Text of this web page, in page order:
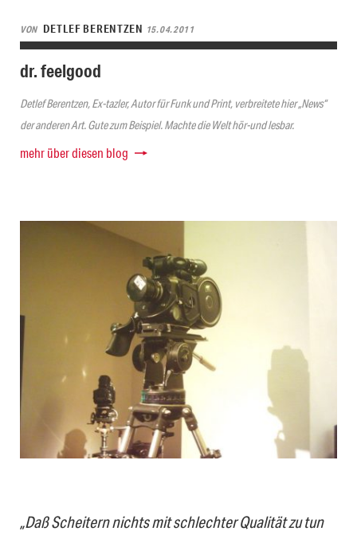
VON DETLEF BERENTZEN 15.04.2011
dr. feelgood
Detlef Berentzen, Ex-tazler, Autor für Funk und Print, verbreitete hier „News“
der anderen Art. Gute zum Beispiel. Machte die Welt hör-und lesbar.
mehr über diesen blog
„Daß Scheitern nichts mit schlechter Qualität zu tun